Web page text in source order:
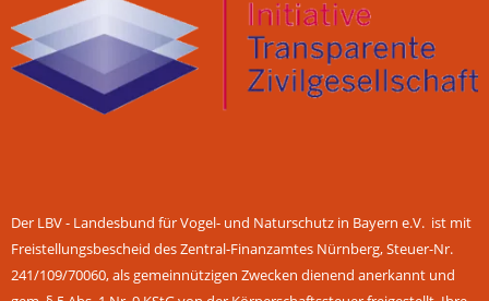
Der LBV - Landesbund für Vogel- und Naturschutz in Bayern e.V. ist mit
Freistellungsbescheid des Zentral-Finanzamtes Nürnberg, Steuer-Nr.
241/109/70060, als gemeinnützigen Zwecken dienend anerkannt und